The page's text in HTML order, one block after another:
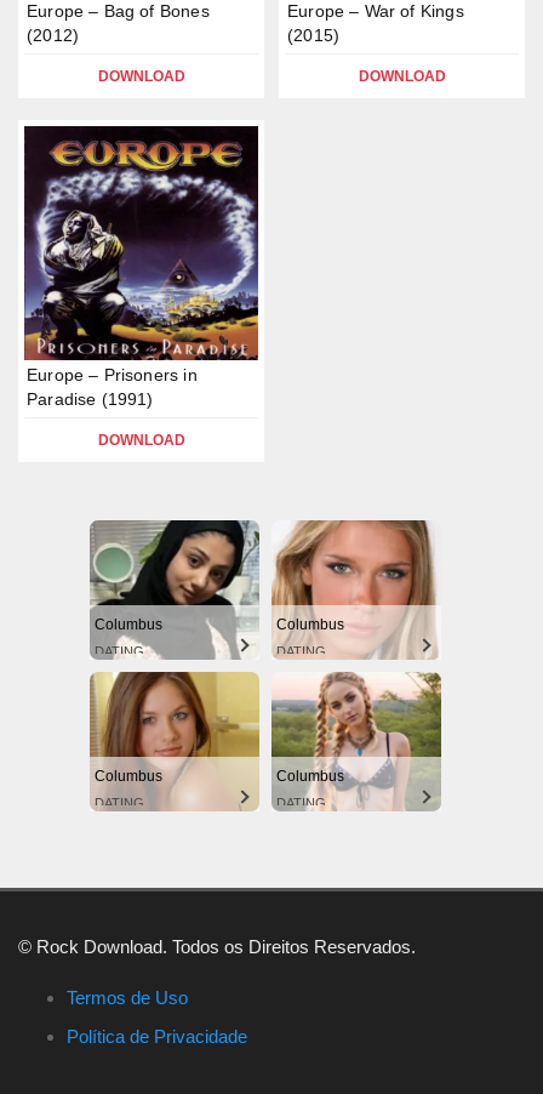
Europe – Bag of Bones
(2012)
DOWNLOAD
Europe – War of Kings
(2015)
DOWNLOAD
Europe – Prisoners in
Paradise (1991)
DOWNLOAD
Columbus
DATING
Columbus
DATING
Columbus
DATING
Columbus
DATING
© Rock Download. Todos os Direitos Reservados.
Termos de Uso
Política de Privacidade